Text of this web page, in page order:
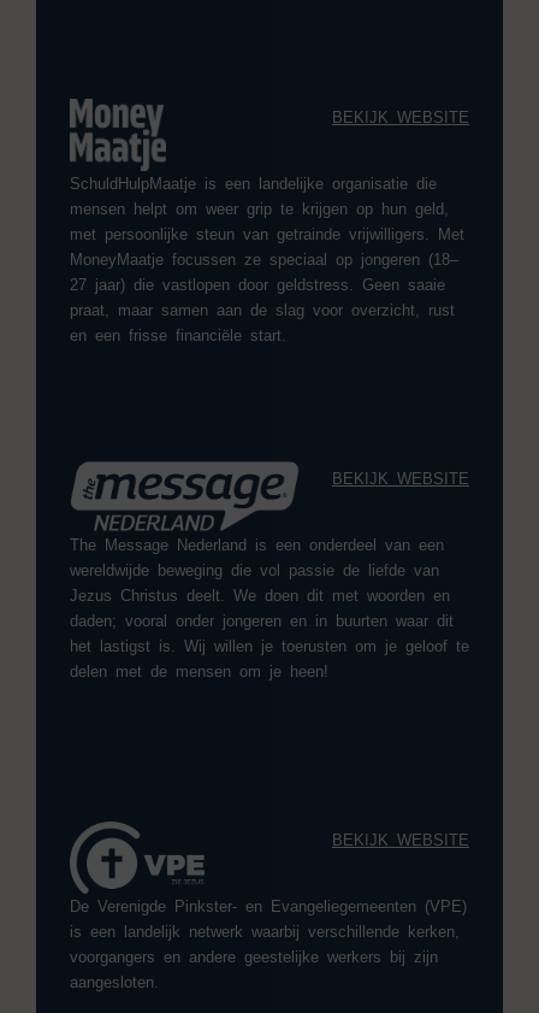
BEKIJK WEBSITE
SchuldHulpMaatje is een landelijke organisatie die
mensen helpt om weer grip te krijgen op hun geld,
met persoonlijke steun van getrainde vrijwilligers. Met
MoneyMaatje focussen ze speciaal op jongeren (18–
27 jaar) die vastlopen door geldstress. Geen saaie
praat, maar samen aan de slag voor overzicht, rust
en een frisse financiële start.
BEKIJK WEBSITE
The Message Nederland is een onderdeel van een
wereldwijde beweging die vol passie de liefde van
Jezus Christus deelt. We doen dit met woorden en
daden; vooral onder jongeren en in buurten waar dit
het lastigst is. Wij willen je toerusten om je geloof te
delen met de mensen om je heen!
BEKIJK WEBSITE
De Verenigde Pinkster- en Evangeliegemeenten (VPE)
is een landelijk netwerk waarbij verschillende kerken,
voorgangers en andere geestelijke werkers bij zijn
aangesloten.